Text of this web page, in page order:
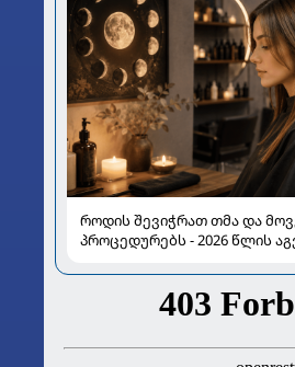
როდის შევიჭრათ თმა და
პროცედურებს - 2026 წლის